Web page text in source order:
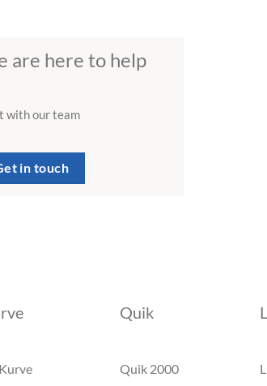
are here to help
with our team
in touch
Quik
Quik 2000